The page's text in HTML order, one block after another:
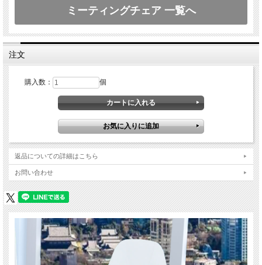
ミーティングチェア 一覧へ
注文
購入数： 個
返品についての詳細はこちら
お問い合わせ